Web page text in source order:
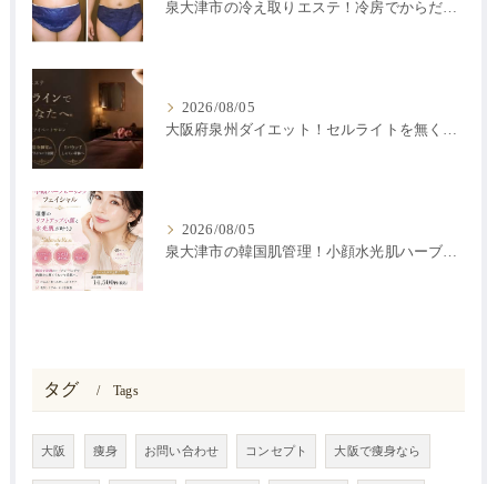
泉大津市の冷え取りエステ！冷房でからだが冷えると痩せにくい？
2026/08/05
大阪府泉州ダイエット！セルライトを無くす方法
2026/08/05
泉大津市の韓国肌管理！小顔水光肌ハーブピーリング
タグ Tags
大阪 痩身 お問い合わせ コンセプト 大阪で痩身なら